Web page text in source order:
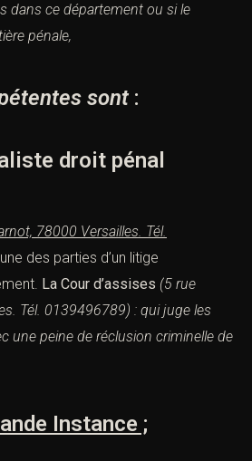
dans ce département ou si le
pénale,
sont :
droit pénal
78000 Versailles. Tél.
des parties d’un litige
La Cour d’assises (5 rue
Tél. 0139496789) : qui juge les
une peine de réclusion criminelle de
Instance ;